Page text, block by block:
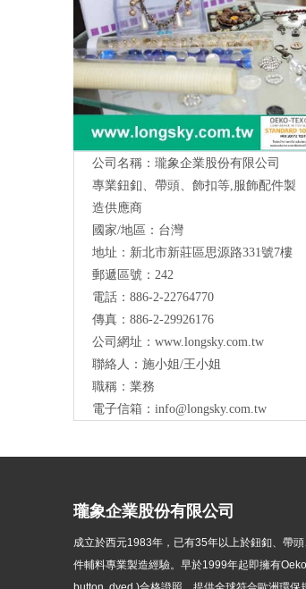
Long Sky- 服裝輔料、鈕扣、扣環、繩扣
服飾配件製造供應
公司名稱：瓏象企業股份有限公司
專業鈕釦、帶頭、飾扣等,服飾配件製
造供應商
國家/地區：台灣
地址：新北市新莊區思源路331號7樓
郵遞區號：242
電話：886-2-22764770
傳真：886-2-29926176
公司網址： www.longsky.com.tw
聯絡人：施小姐/王小姐
職稱：業務
電子信箱： info@longsky.com.tw
瓏象企業股份有限公司
成立於西元1983年， 已有35年以上於鈕釦、帶
件輔料專業製造經驗。早於1999年起即擁有